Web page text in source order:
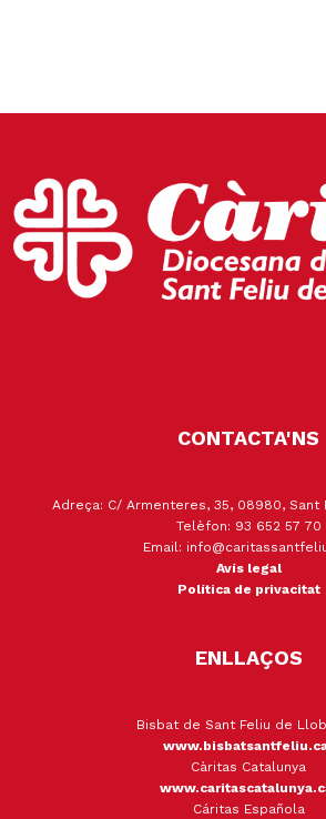
CONTACTA'NS
Adreça: C/ Armenteres, 35, 08980, Sant
Telèfon: 93 652 57 70
Email:
Avís legal
Política de privacitat
ENLLAÇOS
Bisbat de Sant Feliu de
Càritas Catalunya
Cáritas Española